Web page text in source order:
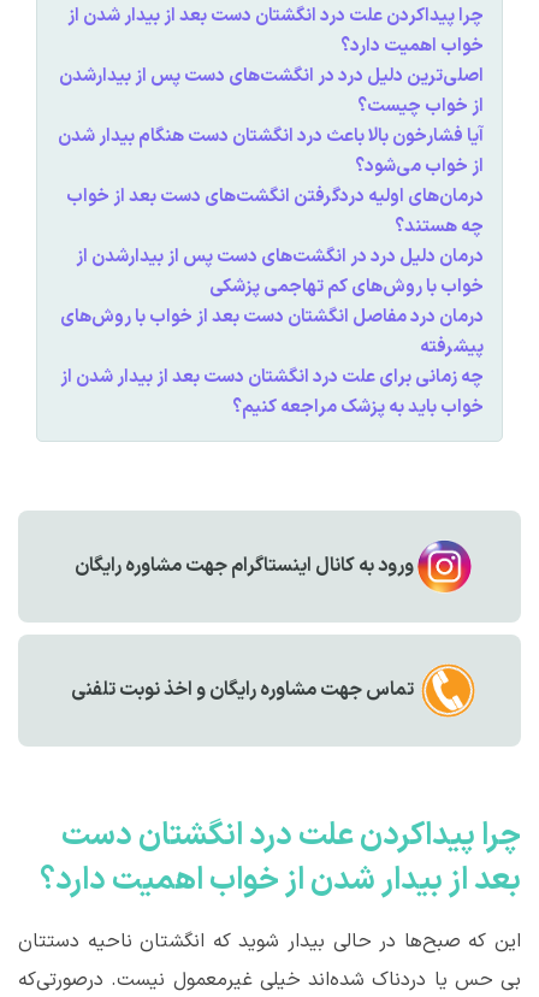
چرا پیداکردن علت درد انگشتان دست بعد از بیدار شدن از
خواب اهمیت دارد؟
اصلی‌ترین دلیل درد در انگشت‌های دست پس از بیدارشدن
از خواب چیست؟
آیا فشارخون بالا باعث درد انگشتان دست هنگام بیدار شدن
از خواب می‌شود؟
درمان‌های اولیه دردگرفتن انگشت‌های دست بعد از خواب
چه هستند؟
درمان دلیل درد در انگشت‌های دست پس از بیدارشدن از
خواب با روش‌های کم تهاجمی پزشکی
درمان درد مفاصل انگشتان دست بعد از خواب با روش‌های
پیشرفته
چه زمانی برای علت درد انگشتان دست بعد از بیدار شدن از
خواب باید به پزشک مراجعه کنیم؟
ورود به کانال اینستاگرام جهت مشاوره رایگان
تماس جهت مشاوره رايگان و اخذ نوبت تلفنی
چرا پیداکردن علت درد انگشتان دست
بعد از بیدار شدن از خواب اهمیت دارد؟
این که صبح‌ها در حالی بیدار شوید که انگشتان ناحیه دستتان
بی حس یا دردناک شده‌اند خیلی غیرمعمول نیست. درصورتی‌که